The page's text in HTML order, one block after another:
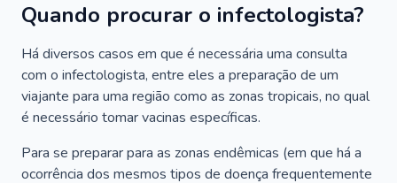
Quando procurar o infectologista?
Há diversos casos em que é necessária uma consulta
com o infectologista, entre eles a preparação de um
viajante para uma região como as zonas tropicais, no qual
é necessário tomar vacinas específicas.
Para se preparar para as zonas endêmicas (em que há a
ocorrência dos mesmos tipos de doença frequentemente